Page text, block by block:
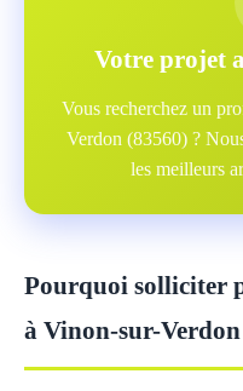
Votre projet
Vous recherchez un
Verdon (83560) ?
les meilleurs
Pourquoi solliciter
à Vinon-sur-